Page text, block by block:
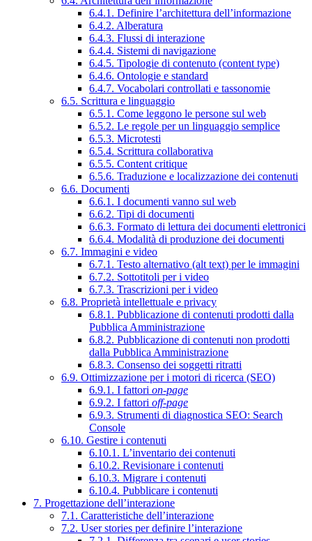
6.4.1. Definire l’architettura dell’informazione
6.4.2. Alberatura
6.4.3. Flussi di interazione
6.4.4. Sistemi di navigazione
6.4.5. Tipologie di contenuto (content type)
6.4.6. Ontologie e standard
6.4.7. Vocabolari controllati e tassonomie
6.5. Scrittura e linguaggio
6.5.1. Come leggono le persone sul web
6.5.2. Le regole per un linguaggio semplice
6.5.3. Microtesti
6.5.4. Scrittura collaborativa
6.5.5. Content critique
6.5.6. Traduzione e localizzazione dei contenuti
6.6. Documenti
6.6.1. I documenti vanno sul web
6.6.2. Tipi di documenti
6.6.3. Formato di lettura dei documenti elettronici
6.6.4. Modalità di produzione dei documenti
6.7. Immagini e video
6.7.1. Testo alternativo (alt text) per le immagini
6.7.2. Sottotitoli per i video
6.7.3. Trascrizioni per i video
6.8. Proprietà intellettuale e privacy
6.8.1. Pubblicazione di contenuti prodotti dalla
Pubblica Amministrazione
6.8.2. Pubblicazione di contenuti non prodotti
dalla Pubblica Amministrazione
6.8.3. Consenso dei soggetti ritratti
6.9. Ottimizzazione per i motori di ricerca (SEO)
6.9.1. I fattori on-page
6.9.2. I fattori off-page
6.9.3. Strumenti di diagnostica SEO: Search
Console
6.10. Gestire i contenuti
6.10.1. L’inventario dei contenuti
6.10.2. Revisionare i contenuti
6.10.3. Migrare i contenuti
6.10.4. Pubblicare i contenuti
7. Progettazione dell’interazione
7.1. Caratteristiche dell’interazione
7.2. User stories per definire l’interazione